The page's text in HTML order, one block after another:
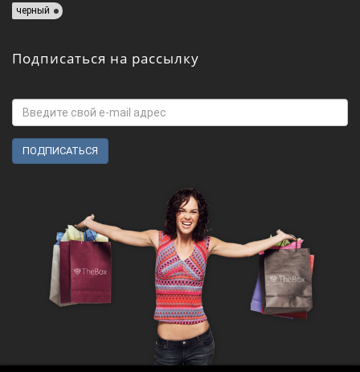
черный
Подписаться на рассылку